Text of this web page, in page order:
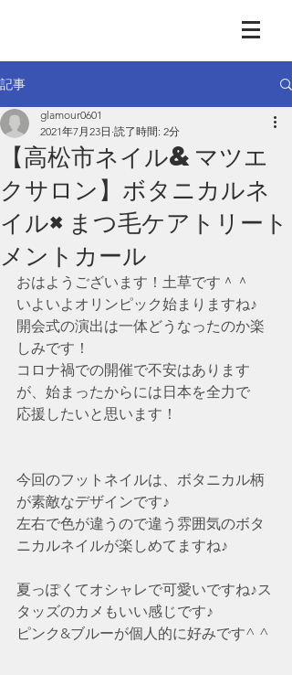
記事
【高松市ネイル&マツエ
クサロン】ボタニカルネ
イル×まつ毛ケアトリート
メントカール
glamour0601
2021年7月23日 読了時間: 2分
おはようございます！土草です＾＾
いよいよオリンピック始まりますね♪
開会式の演出は一体どうなったのか楽
しみです！
コロナ禍での開催で不安はあります
が、始まったからには日本を全力で
応援したいと思います！
今回のフットネイルは、ボタニカル柄
が素敵なデザインです♪
左右で色が違うので違う雰囲気のボタ
ニカルネイルが楽しめてますね♪
夏っぽくてオシャレで可愛いですね♪ス
タッズのカメもいい感じです♪
ピンク&ブルーが個人的に好みです^ ^